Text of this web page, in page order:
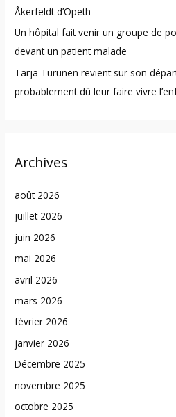
Åkerfeldt d’Opeth
Un hôpital fait venir un groupe de
devant un patient malade
Tarja Turunen revient sur son
probablement dû leur faire vivre
Archives
août 2026
juillet 2026
juin 2026
mai 2026
avril 2026
mars 2026
février 2026
janvier 2026
Décembre 2025
novembre 2025
octobre 2025